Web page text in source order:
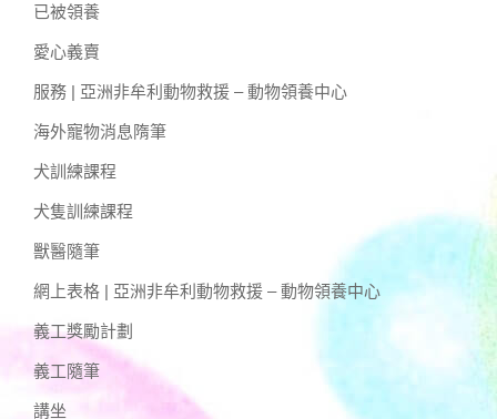
已被領養
愛心義賣
服務 | 亞洲非牟利動物救援 – 動物領養中心
海外寵物消息隋筆
犬訓練課程
犬隻訓練課程
獸醫隨筆
網上表格 | 亞洲非牟利動物救援 – 動物領養中心
義工獎勵計劃
義工隨筆
講坐